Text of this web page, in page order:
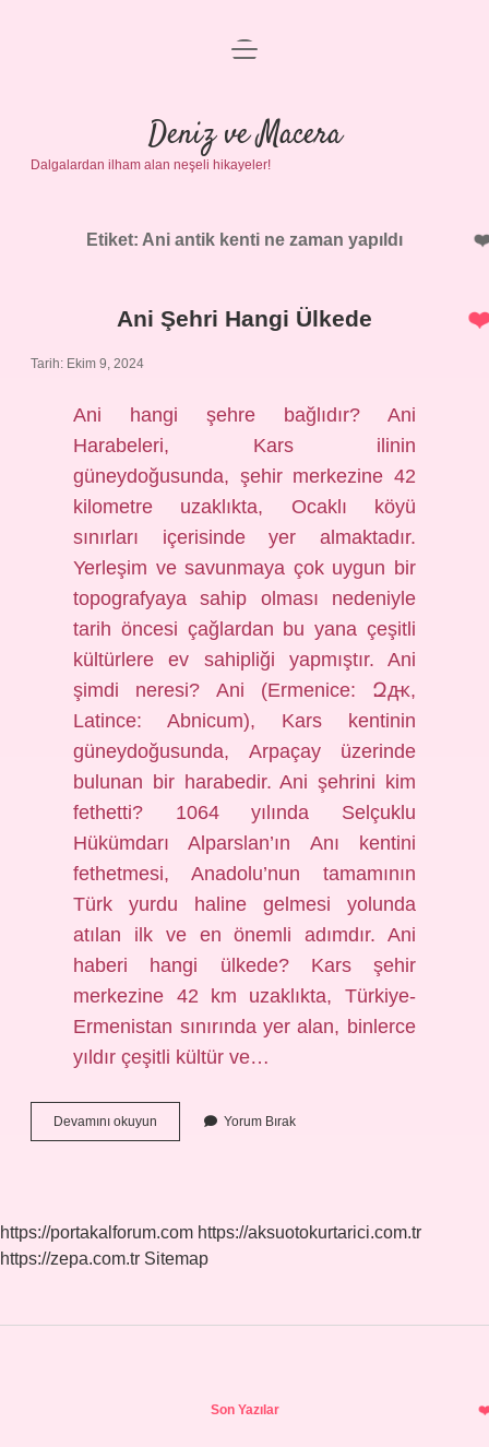
Anasayfa
Gizlilik Politikası
Yasal Uyarı
menüyü
Deniz ve Macera
Dalgalardan ilham alan neşeli hikayeler!
Etiket: Ani antik kenti ne zaman yapıldı
Ani Şehri Hangi Ülkede
Tarih: Ekim 9, 2024
Ani hangi şehre bağlıdır? Ani
Harabeleri, Kars ilinin
güneydoğusunda, şehir merkezine 42
kilometre uzaklıkta, Ocaklı köyü
sınırları içerisinde yer almaktadır.
Yerleşim ve savunmaya çok uygun bir
topografyaya sahip olması nedeniyle
tarih öncesi çağlardan bu yana çeşitli
kültürlere ev sahipliği yapmıştır. Ani
şimdi neresi? Ani (Ermenice: Զԫ,
Latince: Abnicum), Kars kentinin
güneydoğusunda, Arpaçay üzerinde
bulunan bir harabedir. Ani şehrini kim
fethetti? 1064 yılında Selçuklu
Hükümdarı Alparslan’ın Anı kentini
fethetmesi, Anadolu’nun tamamının
Türk yurdu haline gelmesi yolunda
atılan ilk ve en önemli adımdır. Ani
haberi hangi ülkede? Kars şehir
merkezine 42 km uzaklıkta, Türkiye-
Ermenistan sınırında yer alan, binlerce
yıldır çeşitli kültür ve…
Devamını okuyun
Şehri
Yorum Bırak
https://portakalforum.com https://aksuotokurtarici.com.tr
https://zepa.com.tr Sitemap
Son Yazılar